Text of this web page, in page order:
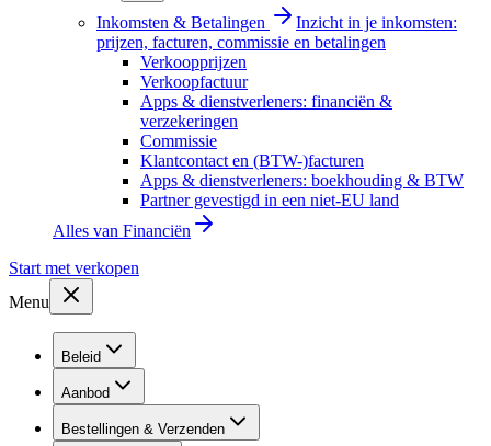
Inkomsten & Betalingen
Inzicht in je inkomsten:
prijzen, facturen, commissie en betalingen
Verkoopprijzen
Verkoopfactuur
Apps & dienstverleners: financiën &
verzekeringen
Commissie
Klantcontact en (BTW-)facturen
Apps & dienstverleners: boekhouding & BTW
Partner gevestigd in een niet-EU land
Alles van Financiën
Start met verkopen
Menu
Beleid
Aanbod
Bestellingen & Verzenden